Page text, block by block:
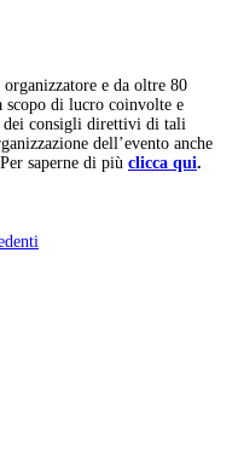
e da oltre 80
scopo di lucro coinvolte e
dei consigli direttivi di tali
dell’evento anche
saperne di più clicca qui.